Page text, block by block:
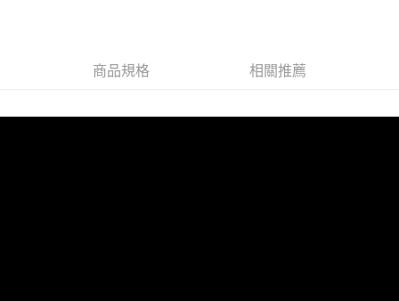
２．訂單成立數日內，您將收到繳費通知簡訊。
※ 請注意：結帳手續完成當下不需立刻繳費，但若您需要取消訂單，請聯絡
商品規格 相關推薦